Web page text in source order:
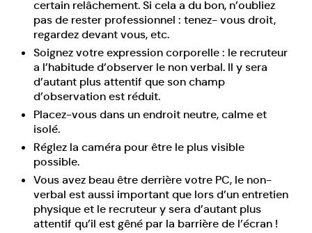
certain relâchement. Si cela a du bon, n’oubliez
pas de rester professionnel : tenez- vous droit,
regardez devant vous, etc.
Soignez votre expression corporelle : le recruteur
a l’habitude d’observer le non verbal. Il y sera
d’autant plus attentif que son champ
d’observation est réduit.
Placez-vous dans un endroit neutre, calme et
isolé.
Réglez la caméra pour être le plus visible
possible.
Vous avez beau être derrière votre PC, le non-
verbal est aussi important que lors d’un entretien
physique et le recruteur y sera d’autant plus
attentif qu’il est gêné par la barrière de l’écran !